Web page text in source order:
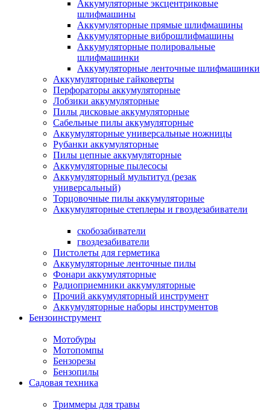
Аккумуляторные эксцентриковые
шлифмашины
Аккумуляторные прямые шлифмашины
Аккумуляторные виброшлифмашины
Аккумуляторные полировальные
шлифмашинки
Аккумуляторные ленточные шлифмашинки
Аккумуляторные гайковерты
Перфораторы аккумуляторные
Лобзики аккумуляторные
Пилы дисковые аккумуляторные
Сабельные пилы аккумуляторные
Аккумуляторные универсальные ножницы
Рубанки аккумуляторные
Пилы цепные аккумуляторные
Аккумуляторные пылесосы
Аккумуляторный мультитул (резак
универсальный)
Торцовочные пилы аккумуляторные
Аккумуляторные степлеры и гвоздезабиватели
скобозабиватели
гвоздезабиватели
Пистолеты для герметика
Аккумуляторные ленточные пилы
Фонари аккумуляторные
Радиоприемники аккумуляторные
Прочий аккумуляторный инструмент
Аккумуляторные наборы инструментов
Бензоинструмент
Мотобуры
Мотопомпы
Бензорезы
Бензопилы
Садовая техника
Триммеры для травы